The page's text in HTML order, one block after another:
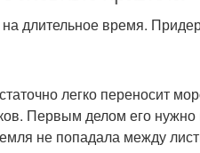
длительное время.
легко переносит
Первым делом его нужно
не попадала между